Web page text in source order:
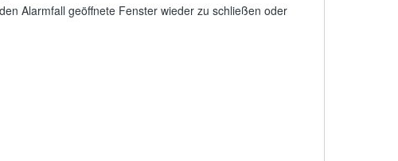
Alarmfall geöffnete Fenster wieder zu schließen oder